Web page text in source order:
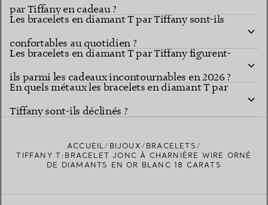
par Tiffany en cadeau ?
Les bracelets en diamant T par Tiffany sont-ils
confortables au quotidien ?
Les bracelets en diamant T par Tiffany figurent-
ils parmi les cadeaux incontournables en 2026 ?
En quels métaux les bracelets en diamant T par
Tiffany sont-ils déclinés ?
ACCUEIL BIJOUX
BRACELETS
TIFFANY T:BRACELET JONC À CHARNIÈRE WIRE ORNÉ
DE DIAMANTS EN OR BLANC 18 CARATS